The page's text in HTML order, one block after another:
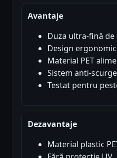
Avantaje
Duza ultra-fină de
Design
Material PET
Sistem anti-
Testat pentru
Dezavantaje
Material plastic